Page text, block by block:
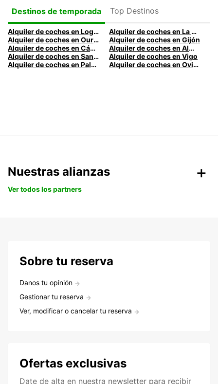
Destinos de temporada
Top Destinos
Alquiler de coches en Logroño
Alquiler de coches en La Coruña
Alquiler de coches en Ourense
Alquiler de coches en Gijón
Alquiler de coches en Cádiz
Alquiler de coches en Almería
Alquiler de coches en Santander
Alquiler de coches en Vigo
Alquiler de coches en Palma
Alquiler de coches en Oviedo
Nuestras alianzas
Ver todos los partners
Sobre tu reserva
Danos tu opinión
Gestionar tu reserva
Ver, modificar o cancelar tu reserva
Ofertas exclusivas
Date de alta en nuestra newsletter para recibir